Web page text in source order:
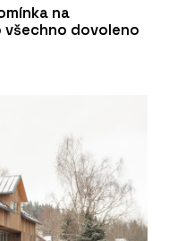
na
všechno dovoleno